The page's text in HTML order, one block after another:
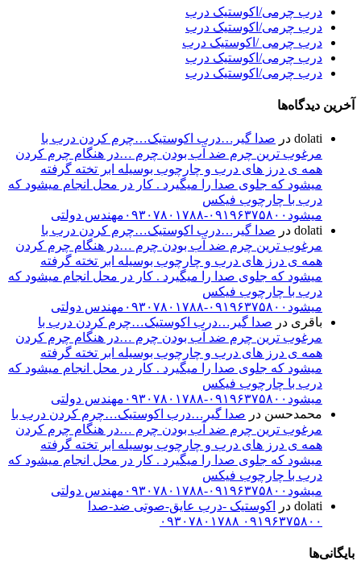
درب چرمی/اکوستیک درب
درب چرمی/اکوستیک درب
درب چرمی /اکوستیک درب
درب چرمی/اکوستیک درب
درب چرمی/اکوستیک درب
آخرین دیدگاه‌ها
dolati در صدا گیر…درب اکوستیک…چرم کردن درب با
مرغوب ترین چرم ضد آب بودن چرم …در هنگام چرم کردن
همه ی درز های درب و چارچوب بوسیله ابر تخته گرفته
میشود که جلوی صدا را میگیرد . کار در محل انجام میشود که
درب با چارچوب فیکس
میشود۰۹۱۹۶۳۷۵۸۰۰-۰۹۳۰۷۸۰۱۷۸۸مهندس دولتی
dolati در صدا گیر…درب اکوستیک…چرم کردن درب با
مرغوب ترین چرم ضد آب بودن چرم …در هنگام چرم کردن
همه ی درز های درب و چارچوب بوسیله ابر تخته گرفته
میشود که جلوی صدا را میگیرد . کار در محل انجام میشود که
درب با چارچوب فیکس
میشود۰۹۱۹۶۳۷۵۸۰۰-۰۹۳۰۷۸۰۱۷۸۸مهندس دولتی
باقری در صدا گیر…درب اکوستیک…چرم کردن درب با
مرغوب ترین چرم ضد آب بودن چرم …در هنگام چرم کردن
همه ی درز های درب و چارچوب بوسیله ابر تخته گرفته
میشود که جلوی صدا را میگیرد . کار در محل انجام میشود که
درب با چارچوب فیکس
میشود۰۹۱۹۶۳۷۵۸۰۰-۰۹۳۰۷۸۰۱۷۸۸مهندس دولتی
محمدحسن در صدا گیر…درب اکوستیک…چرم کردن درب با
مرغوب ترین چرم ضد آب بودن چرم …در هنگام چرم کردن
همه ی درز های درب و چارچوب بوسیله ابر تخته گرفته
میشود که جلوی صدا را میگیرد . کار در محل انجام میشود که
درب با چارچوب فیکس
میشود۰۹۱۹۶۳۷۵۸۰۰-۰۹۳۰۷۸۰۱۷۸۸مهندس دولتی
dolati در
اکوستیک -درب عایق-صوتی ضد-صدا
۰۹۱۹۶۳۷۵۸۰۰ ۰۹۳۰۷۸۰۱۷۸۸
بایگانی‌ها